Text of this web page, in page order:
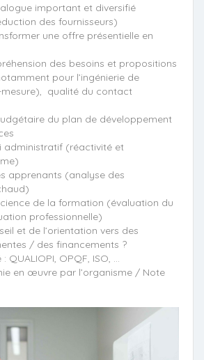
important et diversifié
des fournisseurs)
une offre présentielle en
des besoins et propositions
pour l’ingénierie de
qualité du contact
du plan de développement
administratif (réactivité et
apprenants (analyse des
de la formation (évaluation du
professionnelle)
et de l’orientation vers des
/ des financements ?
QUALIOPI, OPQF, ISO, …
en œuvre par l’organisme / Note